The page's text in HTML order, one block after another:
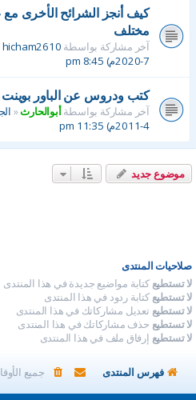
كيف أنجز الشرائح الأخرى
مختلف
آخر مشاركة بواسطة hicham2610
7-2020م) 8:45 pm
كتب ودروس عن الباور بوينت
آخر مشاركة بواسطةأبوالحارث«
4-2011م) 11:35 pm
موضوع جديد
صلاحيات المنتدى
لا تستطيع كتابة مواضيع جديدة في هذا المنتدى
لا تستطيع كتابة ردود في هذا المنتدى
لا تستطيع تعديل مشاركاتك في هذا المنتدى
لا تستطيع حذف مشاركاتك في هذا المنتدى
لا تستطيع إرفاق ملف في هذا المنتدى
فهرس المنتدى جميع